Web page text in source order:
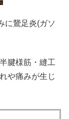
に鵞足炎(ガソ
腱様筋・縫工
や痛みが生じ